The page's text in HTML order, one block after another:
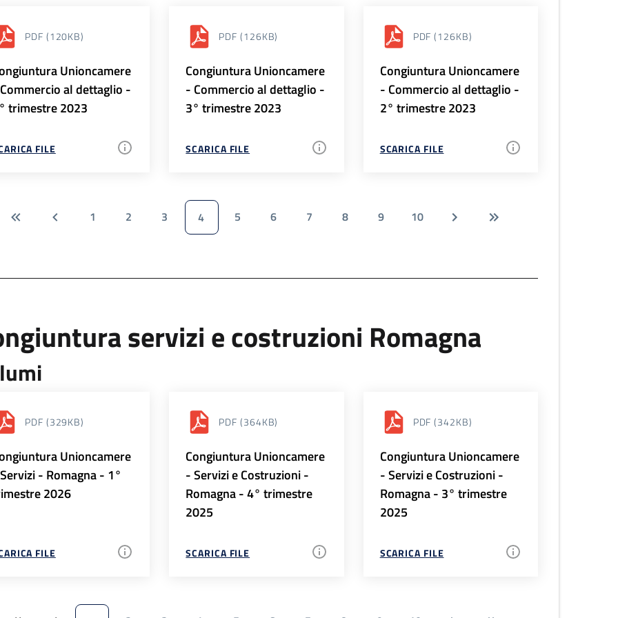
PDF (120KB)
Unioncamere
al dettaglio -
trimestre 2023
FILE
PDF (126KB)
Congiuntura Unioncamere
- Commercio al dettaglio -
3° trimestre 2023
SCARICA FILE
PDF (126KB)
Congiuntura Unioncamere
- Commercio al dettaglio -
2° trimestre 2023
SCARICA FILE
1 2 3 4 5 6 7 8 9 10
servizi e costruzioni Romagna
PDF (329KB)
Unioncamere
- Romagna - 1°
2026
FILE
PDF (364KB)
Congiuntura Unioncamere
- Servizi e Costruzioni -
Romagna - 4° trimestre
2025
SCARICA FILE
PDF (342KB)
Congiuntura Unioncamere
- Servizi e Costruzioni -
Romagna - 3° trimestre
2025
SCARICA FILE